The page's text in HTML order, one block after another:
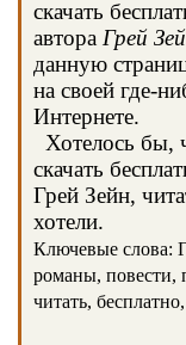
скачать
автора Грeй
данную
на своей где-
Интернете.
Хотелось бы,
скачать
Грeй Зейн,
хотели.
Ключевые слова:
романы, повести,
читать,